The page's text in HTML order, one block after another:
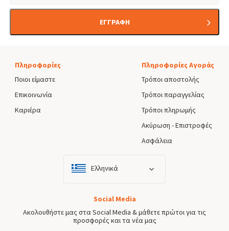
ΕΓΓΡΑΦΗ
Πληροφορίες
Ποιοι είμαστε
Επικοινωνία
Καριέρα
Πληροφορίες Αγοράς
Τρόποι αποστολής
Τρόποι παραγγελίας
Τρόποι πληρωμής
Ακύρωση - Επιστροφές
Ασφάλεια
Ελληνικά
Social Media
Ακολουθήστε μας στα Social Media & μάθετε πρώτοι για τις
προσφορές και τα νέα μας